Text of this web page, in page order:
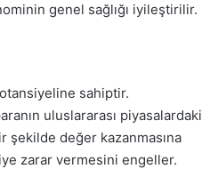
genel sağlığı iyileştirilir.
sahiptir.
uluslararası piyasalardaki
şekilde değer kazanmasına
zarar vermesini engeller.